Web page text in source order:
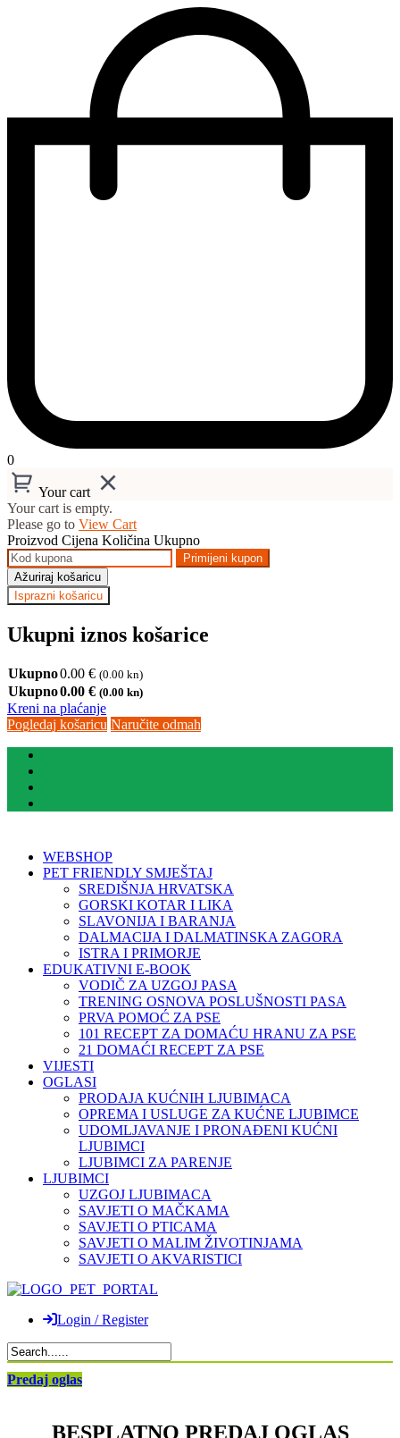
0
Your cart
Your cart is empty.
Please go to View Cart
Proizvod Cijena Količina Ukupno
Primijeni kupon
Ažuriraj košaricu
Isprazni košaricu
Ukupni iznos košarice
Ukupno0.00 € (0.00 kn)
Ukupno0.00 € (0.00 kn)
Kreni na plaćanje
Pogledaj košaricu Naručite odmah
WEBSHOP
PET FRIENDLY SMJEŠTAJ
SREDIŠNJA HRVATSKA
GORSKI KOTAR I LIKA
SLAVONIJA I BARANJA
DALMACIJA I DALMATINSKA ZAGORA
ISTRA I PRIMORJE
EDUKATIVNI E-BOOK
VODIČ ZA UZGOJ PASA
TRENING OSNOVA POSLUŠNOSTI PASA
PRVA POMOĆ ZA PSE
101 RECEPT ZA DOMAĆU HRANU ZA PSE
21 DOMAĆI RECEPT ZA PSE
VIJESTI
OGLASI
PRODAJA KUĆNIH LJUBIMACA
OPREMA I USLUGE ZA KUĆNE LJUBIMCE
UDOMLJAVANJE I PRONAĐENI KUĆNI
LJUBIMCI
LJUBIMCI ZA PARENJE
LJUBIMCI
UZGOJ LJUBIMACA
SAVJETI O MAČKAMA
SAVJETI O PTICAMA
SAVJETI O MALIM ŽIVOTINJAMA
SAVJETI O AKVARISTICI
Login / Register
Predaj oglas
BESPLATNO PREDAJ OGLAS